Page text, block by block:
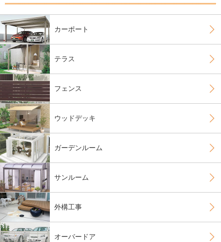
カーポート
テラス
フェンス
ウッドデッキ
ガーデンルーム
サンルーム
外構工事
オーバードア